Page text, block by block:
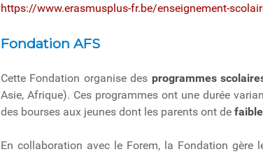
https://www.erasmusplus-fr.be/enseignement-
Fondation AFS
Cette Fondation organise des programmes
Asie, Afrique). Ces programmes ont une durée
des bourses aux jeunes dont les parents ont de
En collaboration avec le Forem, la Fondation gère